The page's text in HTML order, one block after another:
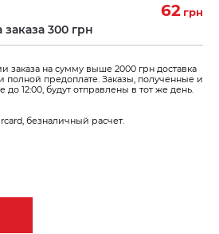
62 грн
300 грн
на сумму выше 2000 грн доставка
полной предоплате. Заказы, полученные и
12:00, будут отправлены в тот же день.
безналичный расчет.